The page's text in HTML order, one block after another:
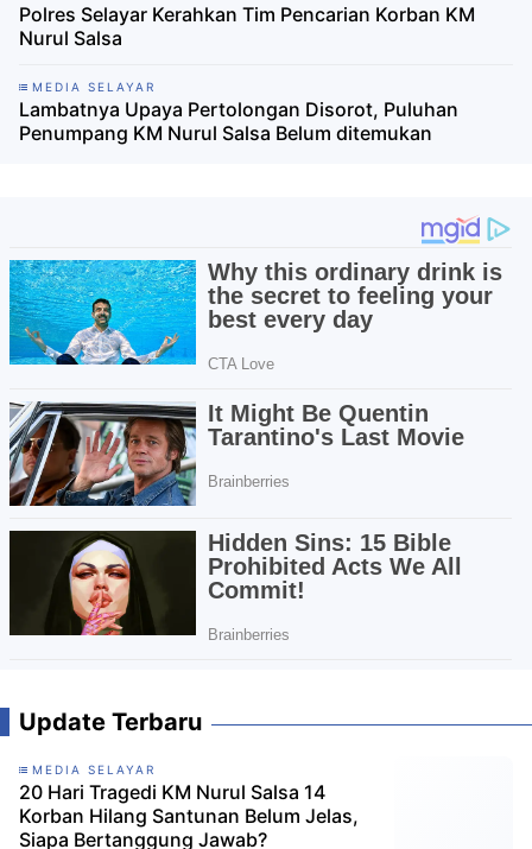
Polres Selayar Kerahkan Tim Pencarian Korban KM
Nurul Salsa
MEDIA SELAYAR
Lambatnya Upaya Pertolongan Disorot, Puluhan
Penumpang KM Nurul Salsa Belum ditemukan
Update Terbaru
MEDIA SELAYAR
20 Hari Tragedi KM Nurul Salsa 14
Korban Hilang Santunan Belum Jelas,
Siapa Bertanggung Jawab?